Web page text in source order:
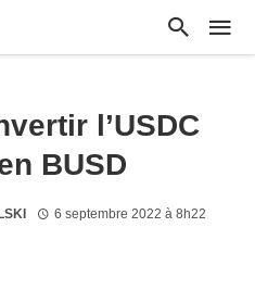
l’USDC
BUSD
6 septembre 2022 à 8h22